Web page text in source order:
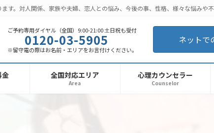
。対人関係、家族や夫婦、恋人との悩み、今後の事、性格、様々な悩みや不
ご予約専用ダイヤル（全国）9:00-21:00 土日祝も受付
0120-03-5905
※留守電の際はお名前・エリアをお言付けください。
ネットで
金 全国対応エリア
Area
心理カウンセラー
Counselor